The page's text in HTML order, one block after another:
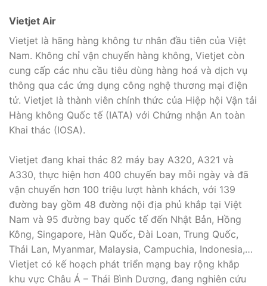
Vietjet Air
Vietjet là hãng hàng không tư nhân đầu tiên của Việt
Nam. Không chỉ vận chuyển hàng không, Vietjet còn
cung cấp các nhu cầu tiêu dùng hàng hoá và dịch vụ
thông qua các ứng dụng công nghệ thương mại điện
tử. Vietjet là thành viên chính thức của Hiệp hội Vận tải
Hàng không Quốc tế (IATA) với Chứng nhận An toàn
Khai thác (IOSA).
Vietjet đang khai thác 82 máy bay A320, A321 và
A330, thực hiện hơn 400 chuyến bay mỗi ngày và đã
vận chuyển hơn 100 triệu lượt hành khách, với 139
đường bay gồm 48 đường nội địa phủ khắp tại Việt
Nam và 95 đường bay quốc tế đến Nhật Bản, Hồng
Kông, Singapore, Hàn Quốc, Đài Loan, Trung Quốc,
Thái Lan, Myanmar, Malaysia, Campuchia, Indonesia,…
Vietjet có kế hoạch phát triển mạng bay rộng khắp
khu vực Châu Á – Thái Bình Dương, đang nghiên cứu